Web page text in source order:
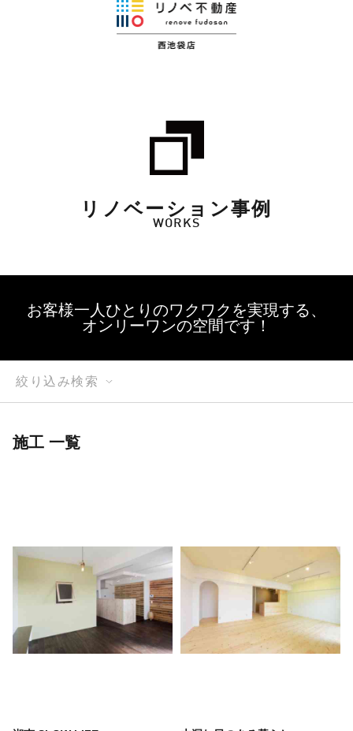
リノベーション事例
WORKS
お客様一人ひとりのワクワクを実現する、
オンリーワンの空間です！
絞り込み検索
施工 一覧